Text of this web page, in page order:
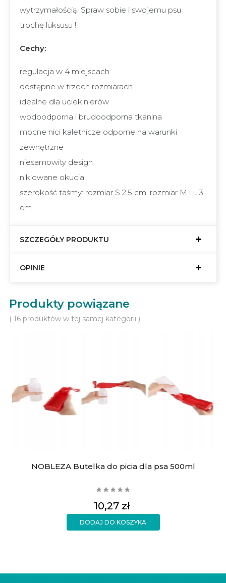
wytrzymałością. Spraw sobie i swojemu psu
trochę luksusu !
Cechy:
regulacja w 4 miejscach
dostępne w trzech rozmiarach
idealne dla uciekinierów
wodoodporna i brudoodporna tkanina
mocne nici kaletnicze odporne na warunki
zewnętrzne
niesamowity design
niklowane okucia
szerokość taśmy: rozmiar S 2.5 cm, rozmiar M i L 3
cm
SZCZEGÓŁY PRODUKTU
OPINIE
Produkty powiązane
( 16 produktów w tej samej kategorii )
NOBLEZA Butelka do picia dla psa 500ml
Cena
10,27 zł
DODAJ DO KOSZYKA